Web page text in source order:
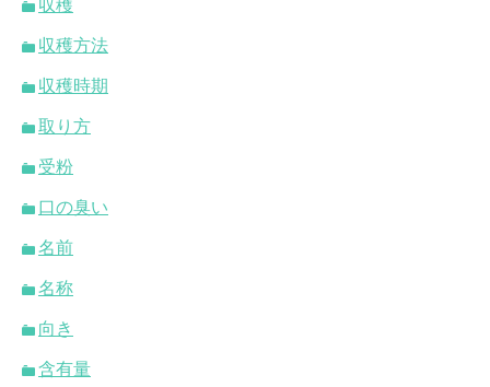
収穫
収穫方法
収穫時期
取り方
受粉
口の臭い
名前
名称
向き
含有量